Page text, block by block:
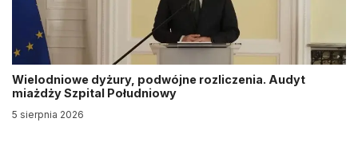
Wielodniowe dyżury, podwójne rozliczenia. Audyt
miażdży Szpital Południowy
5 sierpnia 2026